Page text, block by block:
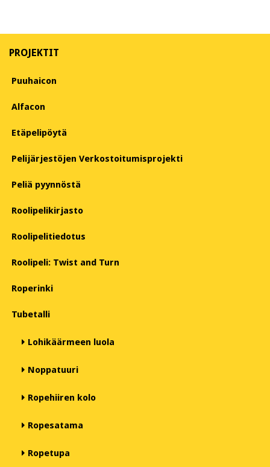
PROJEKTIT
Puuhaicon
Alfacon
Etäpelipöytä
Pelijärjestöjen Verkostoitumisprojekti
Peliä pyynnöstä
Roolipelikirjasto
Roolipelitiedotus
Roolipeli: Twist and Turn
Roperinki
Tubetalli
Lohikäärmeen luola
Noppatuuri
Ropehiiren kolo
Ropesatama
Ropetupa